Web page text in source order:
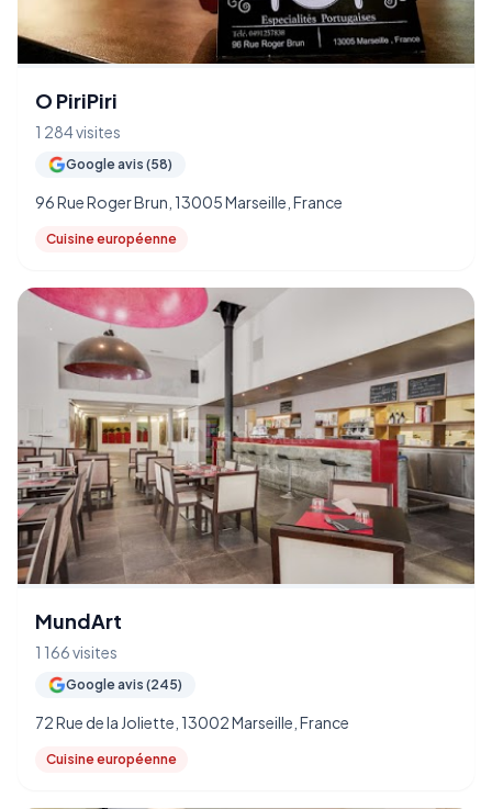
O PiriPiri
1 284 visites
Google avis (58)
96 Rue Roger Brun, 13005 Marseille, France
Cuisine européenne
MundArt
1 166 visites
Google avis (245)
72 Rue de la Joliette, 13002 Marseille, France
Cuisine européenne